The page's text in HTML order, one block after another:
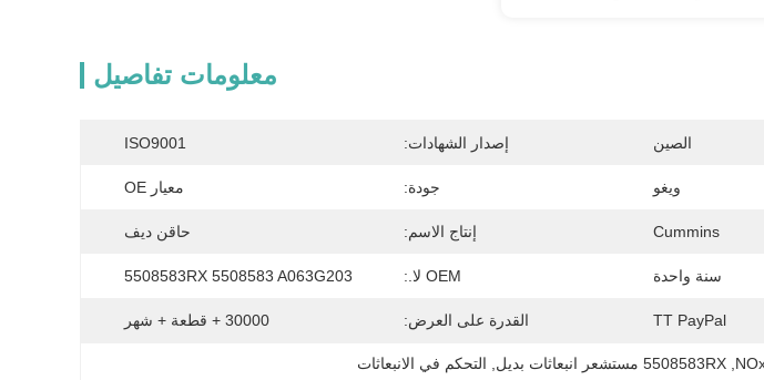
معلومات تفاصيل
الصين إصدار الشهادات: ISO9001
ويغو جودة: معيار OE
Cummins إنتاج الاسم: حاقن ديف
سنة واحدة OEM لا.: 5508583RX 5508583 A063G203
TT PayPal القدرة على العرض: 30000 + قطعة + شهر
, 5508583RX مستشعر انبعاثات بديل التحكم في الانبعاثات